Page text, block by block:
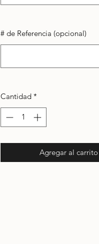
# de Referencia (opcional)
Cantidad *
Agregar al carrito